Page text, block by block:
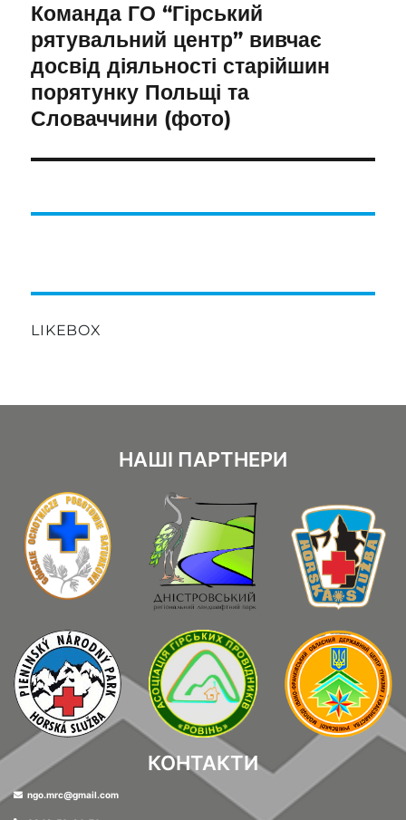
Наступний
запис:
Команда ГО “Гірський
рятувальний центр” вивчає
досвід діяльності старійшин
порятунку Польщі та
Словаччини (фото)
LIKEBOX
НАШІ ПАРТНЕРИ
КОНТАКТИ
ngo.mrc@gmail.com